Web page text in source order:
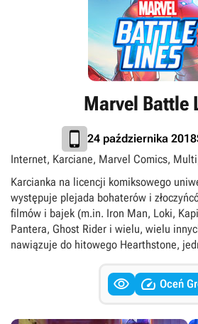
Marvel Battle
24 października 2018
Internet, Karciane, Marvel Comics,
Superbohaterowie, Superłotrzy,
Karcianka na licencji komiksowego
występuje plejada bohaterów i
filmów i bajek (m.in. Iron Man, Loki,
Pantera, Ghost Rider i wielu, wielu
nawiązuje do hitowego Hearthstone,
  Oceń